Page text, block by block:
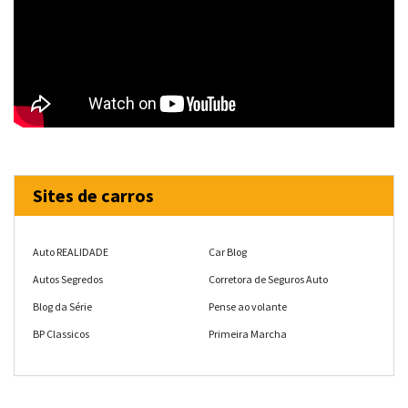
Sites de carros
Auto REALIDADE
Autos Segredos
Blog da Série
BP Classicos
Car Blog
Corretora de Seguros Auto
Pense ao volante
Primeira Marcha